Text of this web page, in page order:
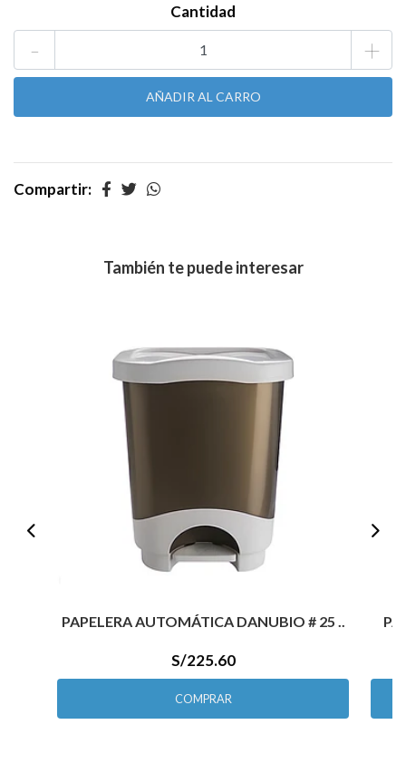
Cantidad
- +
Compartir:
También te puede interesar
PAPELERA AUTOMÁTICA DANUBIO # 25 ..
S/225.60
COMPRAR